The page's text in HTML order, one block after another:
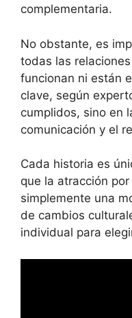
complementaria.
No obstante, es
todas las
funcionan ni están
clave, según
cumplidos, sino en
comunicación y el
Cada historia es
que la atracción
simplemente una
de cambios
individual para